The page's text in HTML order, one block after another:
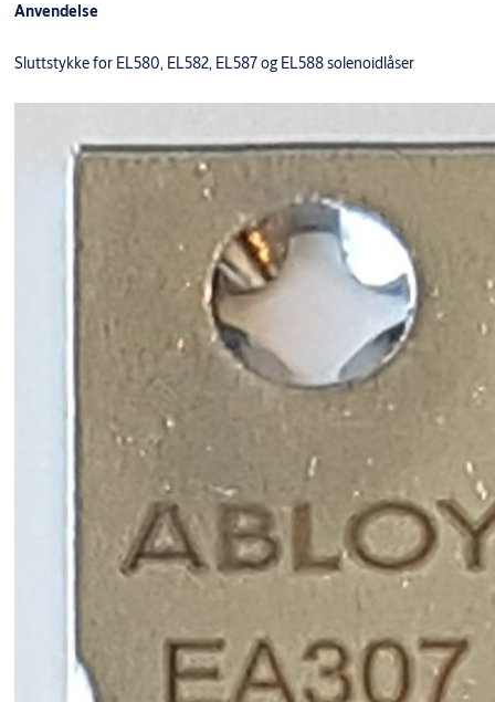
Anvendelse
Sluttstykke for EL580, EL582, EL587 og EL588 solenoidlåser